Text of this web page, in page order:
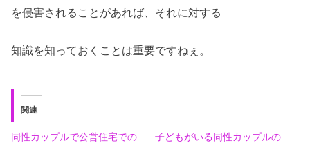
を侵害されることがあれば、それに対する
知識を知っておくことは重要ですねぇ。
関連
同性カップルで公営住宅での
子どもがいる同性カップルの